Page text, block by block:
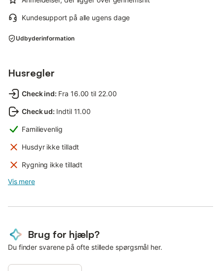
Kundesupport på alle ugens dage
Udbyderinformation
Husregler
Check ind: Fra 16.00 til 22.00
Check ud: Indtil 11.00
Familievenlig
Husdyr ikke tilladt
Rygning ikke tilladt
Vis mere
Brug for hjælp?
Du finder svarene på ofte stillede spørgsmål her.